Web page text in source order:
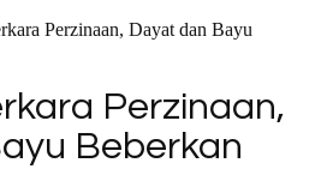
Perzinaan, Dayat dan Bayu
Perzinaan,
Beberkan